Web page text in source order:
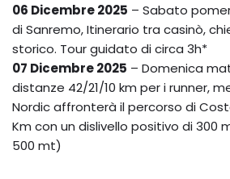
06 Dicembre 2025 – Sabato
di Sanremo, Itinerario tra casinò,
storico. Tour guidato di circa 3h*
07 Dicembre 2025 – Domenica
distanze 42/21/10 km per i runner,
Nordic affronterà il percorso di
Km con un dislivello positivo di 300
500 mt)